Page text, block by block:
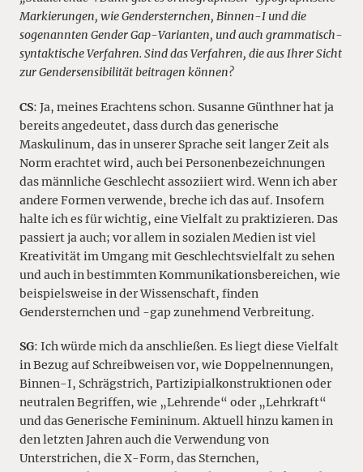
Markierungen, wie Gendersternchen, Binnen-I und die
sogenannten Gender Gap-Varianten, und auch grammatisch-
syntaktische Verfahren. Sind das Verfahren, die aus Ihrer Sicht
zur Gendersensibilität beitragen können?
CS: Ja, meines Erachtens schon. Susanne Günthner hat ja
bereits angedeutet, dass durch das generische
Maskulinum, das in unserer Sprache seit langer Zeit als
Norm erachtet wird, auch bei Personenbezeichnungen
das männliche Geschlecht assoziiert wird. Wenn ich aber
andere Formen verwende, breche ich das auf. Insofern
halte ich es für wichtig, eine Vielfalt zu praktizieren. Das
passiert ja auch; vor allem in sozialen Medien ist viel
Kreativität im Umgang mit Geschlechtsvielfalt zu sehen
und auch in bestimmten Kommunikationsbereichen, wie
beispielsweise in der Wissenschaft, finden
Gendersternchen und -gap zunehmend Verbreitung.
SG: Ich würde mich da anschließen. Es liegt diese Vielfalt
in Bezug auf Schreibweisen vor, wie Doppelnennungen,
Binnen-I, Schrägstrich, Partizipialkonstruktionen oder
neutralen Begriffen, wie „Lehrende“ oder „Lehrkraft“
und das Generische Femininum. Aktuell hinzu kamen in
den letzten Jahren auch die Verwendung von
Unterstrichen, die X-Form, das Sternchen,